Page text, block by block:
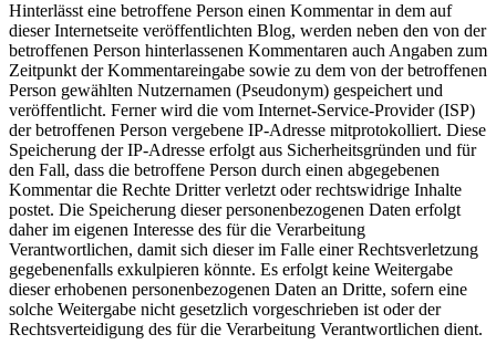
Hinterlässt eine betroffene Person einen Kommentar in dem auf
dieser Internetseite veröffentlichten Blog, werden neben den von der
betroffenen Person hinterlassenen Kommentaren auch Angaben zum
Zeitpunkt der Kommentareingabe sowie zu dem von der betroffenen
Person gewählten Nutzernamen (Pseudonym) gespeichert und
veröffentlicht. Ferner wird die vom Internet-Service-Provider (ISP)
der betroffenen Person vergebene IP-Adresse mitprotokolliert. Diese
Speicherung der IP-Adresse erfolgt aus Sicherheitsgründen und für
den Fall, dass die betroffene Person durch einen abgegebenen
Kommentar die Rechte Dritter verletzt oder rechtswidrige Inhalte
postet. Die Speicherung dieser personenbezogenen Daten erfolgt
daher im eigenen Interesse des für die Verarbeitung
Verantwortlichen, damit sich dieser im Falle einer Rechtsverletzung
gegebenenfalls exkulpieren könnte. Es erfolgt keine Weitergabe
dieser erhobenen personenbezogenen Daten an Dritte, sofern eine
solche Weitergabe nicht gesetzlich vorgeschrieben ist oder der
Rechtsverteidigung des für die Verarbeitung Verantwortlichen dient.